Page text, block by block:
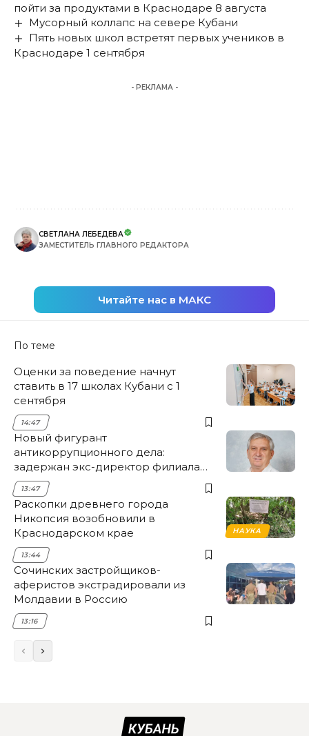
пойти за продуктами в Краснодаре 8 августа
Мусорный коллапс на севере Кубани
Пять новых школ встретят первых учеников в
Краснодаре 1 сентября
- РЕКЛАМА -
СВЕТЛАНА ЛЕБЕДЕВА
ЗАМЕСТИТЕЛЬ ГЛАВНОГО РЕДАКТОРА
Читайте нас в МАКС
По теме
Оценки за поведение начнут
ставить в 17 школах Кубани с 1
сентября
14:47
Новый фигурант
антикоррупционного дела:
задержан экс-директор филиала
НЭСК Крымска
13:47
НАУКА
Раскопки древнего города
Никопсия возобновили в
Краснодарском крае
13:44
Сочинских застройщиков-
аферистов экстрадировали из
Молдавии в Россию
13:16